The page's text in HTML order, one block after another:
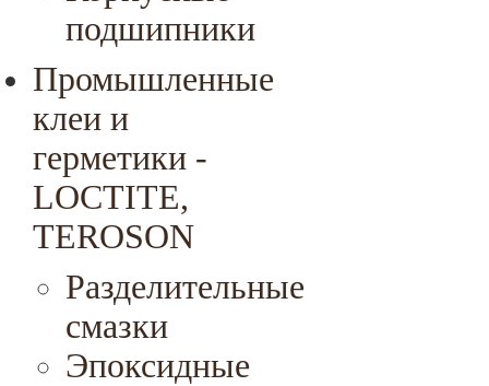
подшипники
Промышленные
клеи и
герметики -
LOCTITE,
TEROSON
Разделительные
смазки
Эпоксидные